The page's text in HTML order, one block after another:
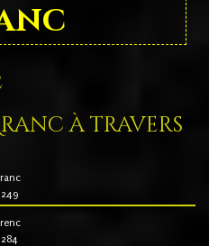
à travers